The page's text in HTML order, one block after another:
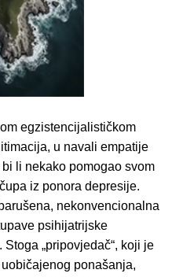
egzistencijalističkom
u navali empatije
li nekako pomogao svom
iz ponora depresije.
nekonvencionalna
psihijatrijske
„pripovjedač“, koji je
ponašanja,